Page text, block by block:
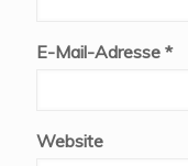
E-Mail-Adresse *
Website